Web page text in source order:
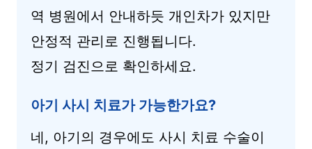
역 병원에서 안내하듯 개인차가 있지만
안정적 관리로 진행됩니다.
정기 검진으로 확인하세요.
아기 사시 치료가 가능한가요?
네, 아기의 경우에도 사시 치료 수술이